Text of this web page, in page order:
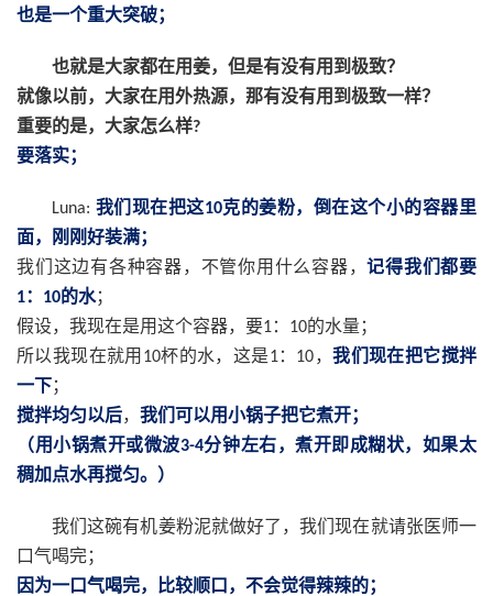
也是一个重大突破；
也就是大家都在用姜，但是有没有用到极致？
就像以前，大家在用外热源，那有没有用到极致一样？
重要的是，大家怎么样?
要落实；
Luna: 我们现在把这10克的姜粉，倒在这个小的容器里
面，刚刚好装满；
我们这边有各种容器，不管你用什么容器，记得我们都要
1： 10的水；
假设，我现在是用这个容器，要1： 10的水量；
所以我现在就用 10杯的水，这是1 ： 10，我们现在把它搅拌
一下；
搅拌均匀以后， 我们可以用小锅子把它煮开；
（用小锅煮开或微波3-4分钟左右，煮开即成糊状，如果太
稠加点水再搅匀。）
我们这碗有机姜粉泥就做好了，我们现在就请张医师一
口气喝完；
因为一口气喝完，比较顺口，不会觉得辣辣的；